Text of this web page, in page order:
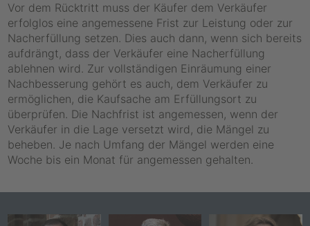
Vor dem Rücktritt muss der Käufer dem Verkäufer
erfolglos eine angemessene Frist zur Leistung oder zur
Nacherfüllung setzen. Dies auch dann, wenn sich bereits
aufdrängt, dass der Verkäufer eine Nacherfüllung
ablehnen wird. Zur vollständigen Einräumung einer
Nachbesserung gehört es auch, dem Verkäufer zu
ermöglichen, die Kaufsache am Erfüllungsort zu
überprüfen. Die Nachfrist ist angemessen, wenn der
Verkäufer in die Lage versetzt wird, die Mängel zu
beheben. Je nach Umfang der Mängel werden eine
Woche bis ein Monat für angemessen gehalten.